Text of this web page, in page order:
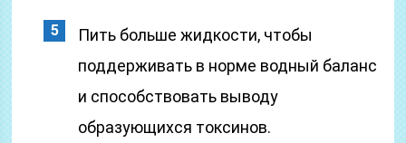
Пить больше жидкости, чтобы
поддерживать в норме водный баланс
и способствовать выводу
образующихся токсинов.